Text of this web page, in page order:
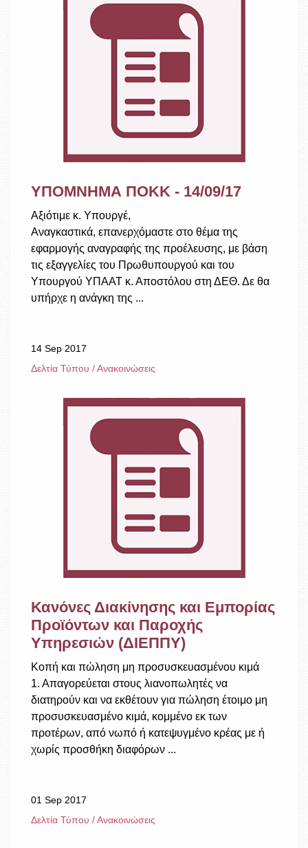
ΥΠΟΜΝΗΜΑ ΠΟΚΚ - 14/09/17
Αξιότιμε κ. Υπουργέ,
Αναγκαστικά, επανερχόμαστε στο θέμα της
εφαρμογής αναγραφής της προέλευσης, με βάση
τις εξαγγελίες του Πρωθυπουργού και του
Υπουργού ΥΠΑΑΤ κ. Αποστόλου στη ΔΕΘ. Δε θα
υπήρχε η ανάγκη της ...
14 Sep 2017
Δελτία Τύπου / Ανακοινώσεις
Κανόνες Διακίνησης και Εμπορίας
Προϊόντων και Παροχής
Υπηρεσιών (ΔΙΕΠΠΥ)
Κοπή και πώληση μη προσυσκευασμένου κιμά
1. Απαγορεύεται στους λιανοπωλητές να
διατηρούν και να εκθέτουν για πώληση έτοιμο μη
προσυσκευασμένο κιμά, κομμένο εκ των
προτέρων, από νωπό ή κατεψυγμένο κρέας με ή
χωρίς προσθήκη διαφόρων ...
01 Sep 2017
Δελτία Τύπου / Ανακοινώσεις